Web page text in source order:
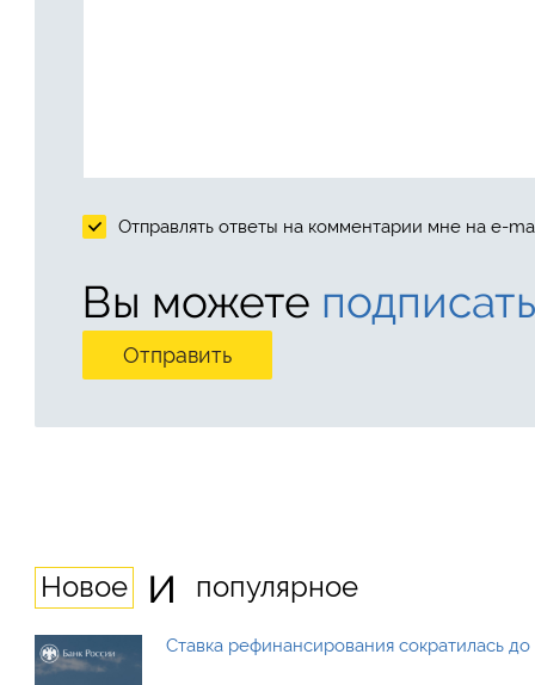
Отправлять ответы на комментарии мне на e-
Вы можете
Новое и популярное
Ставка рефинансирования сократилась